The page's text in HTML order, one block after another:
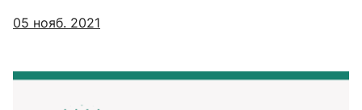
05 нояб. 2021